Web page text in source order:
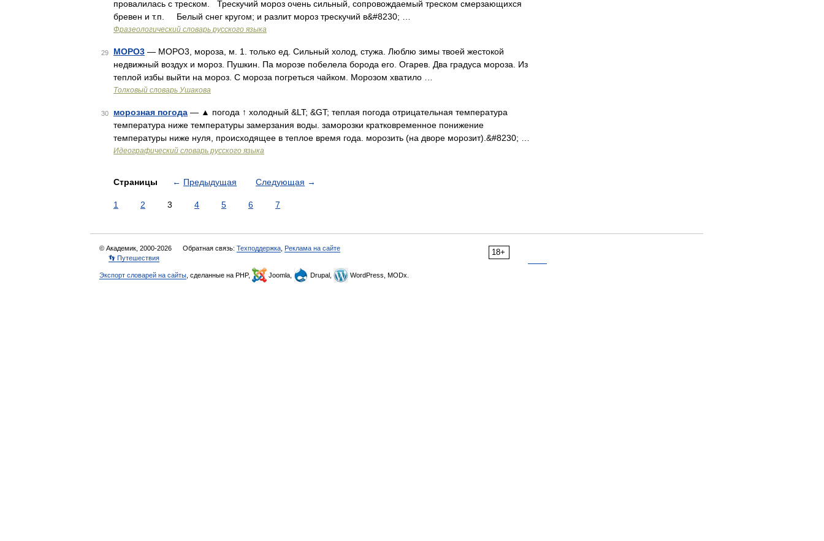
провалилась с треском. Трескучий мороз очень сильный, сопровождаемый треском смерзающихся
бревен и т.п. Белый снег кругом; и разлит мороз трескучий в&#8230; …
Фразеологический словарь русского языка
29 МОРО3 — МОРО3, мороза, м. 1. только ед. Сильный холод, стужа. Люблю зимы твоей жестокой
недвижный воздух и мороз. Пушкин. Па морозе побелела борода его. Огарев. Два градуса мороза. Из
теплой избы выйти на мороз. С мороза погреться чайком. Морозом хватило …
Толковый словарь Ушакова
30 морозная погода — ▲ погода ↑ холодный &LT; &GT; теплая погода отрицательная температура
температура ниже температуры замерзания воды. заморозки кратковременное понижение
температуры ниже нуля, происходящее в теплое время года. морозить (на дворе морозит).&#8230; …
Идеографический словарь русского языка
Страницы ← Предыдущая Следующая →
1 2 3 4 5 6 7
18+
© Академик, 2000-2026 Обратная связь: Техподдержка Реклама на сайте
👣 Путешествия
Экспорт словарей на сайты , сделанные на PHP, Joomla, Drupal, WordPress, MODx.